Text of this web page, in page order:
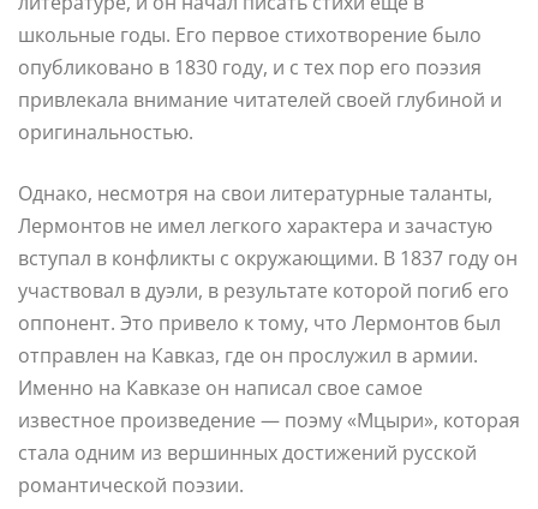
школьные годы. Его первое стихотворение было
опубликовано в 1830 году, и с тех пор его поэзия
привлекала внимание читателей своей глубиной и
оригинальностью.
Однако, несмотря на свои литературные таланты,
Лермонтов не имел легкого характера и зачастую
вступал в конфликты с окружающими. В 1837 году он
участвовал в дуэли, в результате которой погиб его
оппонент. Это привело к тому, что Лермонтов был
отправлен на Кавказ, где он прослужил в армии.
Именно на Кавказе он написал свое самое
известное произведение — поэму «Мцыри», которая
стала одним из вершинных достижений русской
романтической поэзии.